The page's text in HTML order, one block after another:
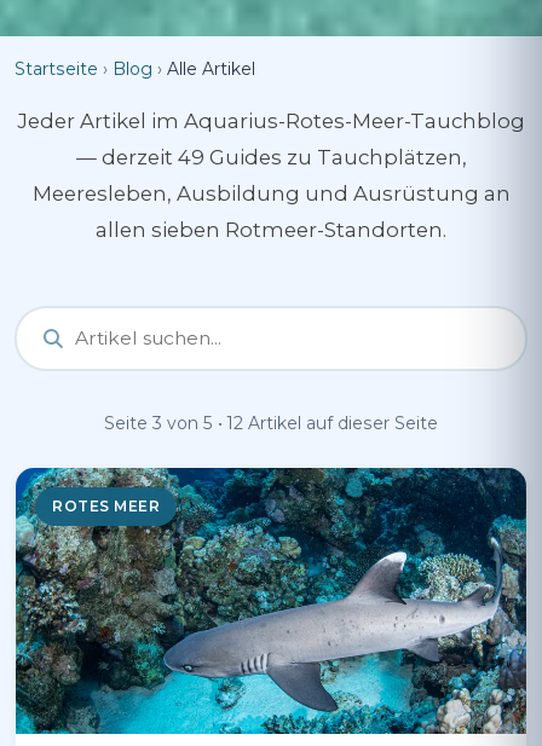
Startseite › Blog › Alle Artikel
Jeder Artikel im Aquarius-Rotes-Meer-Tauchblog
— derzeit 49 Guides zu Tauchplätzen,
Meeresleben, Ausbildung und Ausrüstung an
allen sieben Rotmeer-Standorten.
Seite 3 von 5 • 12 Artikel auf dieser Seite
ROTES MEER